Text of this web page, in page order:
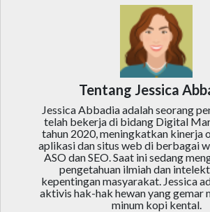
Tentang Jessica
Jessica Abbadia adalah seorang
telah bekerja di bidang Digital
tahun 2020, meningkatkan kinerja
aplikasi dan situs web di berbagai
ASO dan SEO. Saat ini sedang
pengetahuan ilmiah dan
kepentingan masyarakat. Jessica
aktivis hak-hak hewan yang gemar
minum kopi kental.